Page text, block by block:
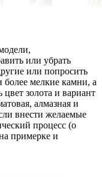
или убрать
или попросить
более мелкие камни, а
золота и вариант
алмазная и
внести желаемые
процесс (о
примерке и